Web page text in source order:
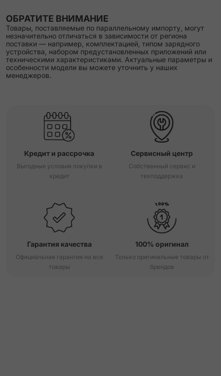
ОБРАТИТЕ ВНИМАНИЕ
Товары, поставляемые по параллельному импорту, могут
незначительно отличаться в зависимости от региона
поставки — например, комплектацией, типом зарядного
устройства, набором предустановленных приложений или
техническими характеристиками. Актуальные параметры и
особенности модели вы можете уточнить у наших
менеджеров.
Кредит и рассрочка
Выгодные условия покупки в
кредит
Сервисный центр
Собственный сервис и
техподдержка
Гарантия качества
Официальная гарантия на все
товары
100% оригинал
Только оригинальные товары от
брендов